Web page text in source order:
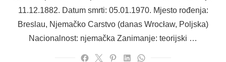
11.12.1882. Datum smrti: 05.01.1970. Mjesto rođenja:
Breslau, Njemačko Carstvo (danas Wrocław, Poljska)
Nacionalnost: njemačka Zanimanje: teorijski …